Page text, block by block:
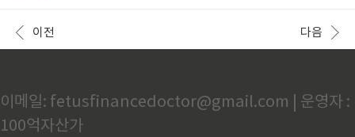
다. 이유는 건강을 위해서 이다. 쉬운 운동이고, ..
경도 하고 맨발걷기도 하였다. 맨발걷기는 암을 낫게
하는 쉬운 운동중에 하나이다. 말기암 치유사례 바로
해수욕장으로 들어가는 입구부터 산책로 정비가 잘 되
어 있다. 요즘에는 도심속 공원도 참 정비가 잘 되어 있
는 곳들이 많은데, 그 중에 하나가 바로 다대포 이다. 이
이전 다음
이메일: fetusfinancedoctor@gmail.com | 운영자 :
100억자산가